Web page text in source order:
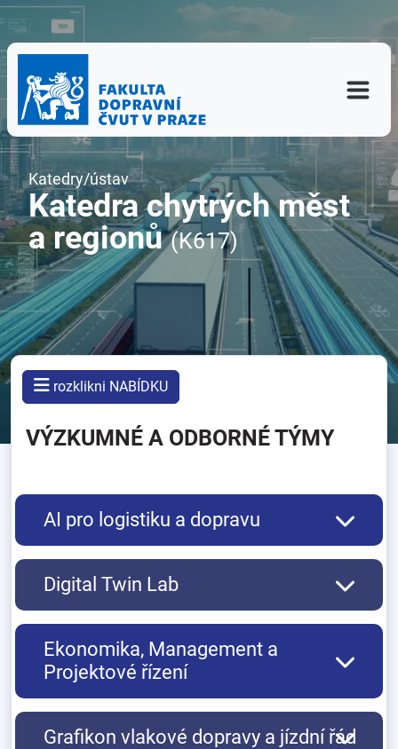
Katedry/ústav
Katedra chytrých měst
a regionů(K617)
rozklikni NABÍDKU
VÝZKUMNÉ A ODBORNÉ TÝMY
AI pro logistiku a dopravu
Digital Twin Lab
Ekonomika, Management a
Projektové řízení
Grafikon vlakové dopravy a jízdní řád